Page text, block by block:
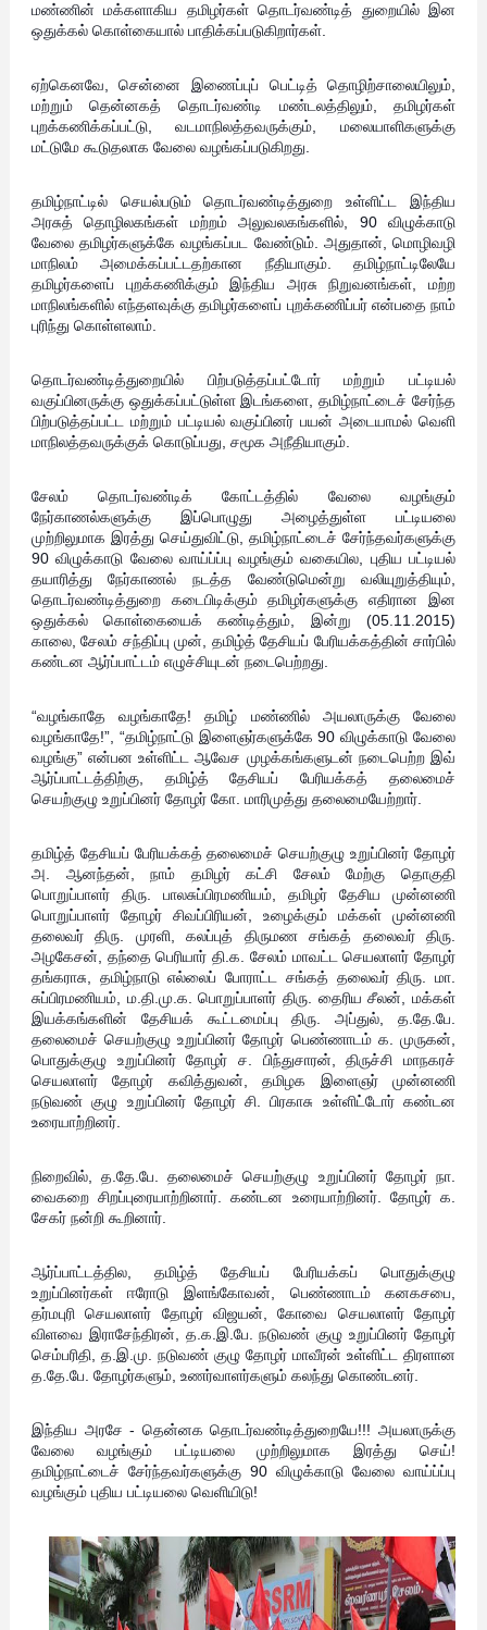
மண்ணின் மக்களாகிய தமிழர்கள் தொடர்வண்டித் துறையில் இன
ஒதுக்கல் கொள்கையால் பாதிக்கப்படுகிறார்கள்.
ஏற்கெனவே, சென்னை இணைப்புப் பெட்டித் தொழிற்சாலையிலும்,
மற்றும் தென்னகத் தொடர்வண்டி மண்டலத்திலும், தமிழர்கள்
புறக்கணிக்கப்பட்டு, வடமாநிலத்தவருக்கும், மலையாளிகளுக்கு
மட்டுமே கூடுதலாக வேலை வழங்கப்படுகிறது.
தமிழ்நாட்டில் செயல்படும் தொடர்வண்டித்துறை உள்ளிட்ட இந்திய
அரசுத் தொழிலகங்கள் மற்றம் அலுவலகங்களில், 90 விழுக்காடு
வேலை தமிழர்களுக்கே வழங்கப்பட வேண்டும். அதுதான், மொழிவழி
மாநிலம் அமைக்கப்பட்டதற்கான நீதியாகும். தமிழ்நாட்டிலேயே
தமிழர்களைப் புறக்கணிக்கும் இந்திய அரசு நிறுவனங்கள், மற்ற
மாநிலங்களில் எந்தளவுக்கு தமிழர்களைப் புறக்கணிப்பர் என்பதை நாம்
புரிந்து கொள்ளலாம்.
தொடர்வண்டித்துறையில் பிற்படுத்தப்பட்டோர் மற்றும் பட்டியல்
வகுப்பினருக்கு ஒதுக்கப்பட்டுள்ள இடங்களை, தமிழ்நாட்டைச் சேர்ந்த
பிற்படுத்தப்பட்ட மற்றும் பட்டியல் வகுப்பினர் பயன் அடையாமல் வெளி
மாநிலத்தவருக்குக் கொடுப்பது, சமூக அநீதியாகும்.
சேலம் தொடர்வண்டிக் கோட்டத்தில் வேலை வழங்கும்
நேர்காணல்களுக்கு இப்பொழுது அழைத்துள்ள பட்டியலை
முற்றிலுமாக இரத்து செய்துவிட்டு, தமிழ்நாட்டைச் சேர்ந்தவர்களுக்கு
90 விழுக்காடு வேலை வாய்ப்ப்பு வழங்கும் வகையில, புதிய பட்டியல்
தயாரித்து நேர்காணல் நடத்த வேண்டுமென்று வலியுறுத்தியும்,
தொடர்வண்டித்துறை கடைபிடிக்கும் தமிழர்களுக்கு எதிரான இன
ஒதுக்கல் கொள்கையைக் கண்டித்தும், இன்று (05.11.2015)
காலை, சேலம் சந்திப்பு முன், தமிழ்த் தேசியப் பேரியக்கத்தின் சார்பில்
கண்டன ஆர்ப்பாட்டம் எழுச்சியுடன் நடைபெற்றது.
“வழங்காதே வழங்காதே! தமிழ் மண்ணில் அயலாருக்கு வேலை
வழங்காதே!”, “தமிழ்நாட்டு இளைஞர்களுக்கே 90 விழுக்காடு வேலை
வழங்கு” என்பன உள்ளிட்ட ஆவேச முழக்கங்களுடன் நடைபெற்ற இவ்
ஆர்ப்பாட்டத்திற்கு, தமிழ்த் தேசியப் பேரியக்கத் தலைமைச்
செயற்குழு உறுப்பினர் தோழர் கோ. மாரிமுத்து தலைமையேற்றார்.
தமிழ்த் தேசியப் பேரியக்கத் தலைமைச் செயற்குழு உறுப்பினர் தோழர்
அ. ஆனந்தன், நாம் தமிழர் கட்சி சேலம் மேற்கு தொகுதி
பொறுப்பாளர் திரு. பாலசுப்பிரமணியம், தமிழர் தேசிய முன்னணி
பொறுப்பாளர் தோழர் சிவப்பிரியன், உழைக்கும் மக்கள் முன்னணி
தலைவர் திரு. முரளி, கலப்புத் திருமண சங்கத் தலைவர் திரு.
அழகேசன், தந்தை பெரியார் தி.க. சேலம் மாவட்ட செயலாளர் தோழர்
தங்கராசு, தமிழ்நாடு எல்லைப் போராட்ட சங்கத் தலைவர் திரு. மா.
சுப்பிரமணியம், ம.தி.மு.க. பொறுப்பாளர் திரு. தைரிய சீலன், மக்கள்
இயக்கங்களின் தேசியக் கூட்டமைப்பு திரு. அப்துல், த.தே.பே.
தலைமைச் செயற்குழு உறுப்பினர் தோழர் பெண்ணாடம் க. முருகன்,
பொதுக்குழு உறுப்பினர் தோழர் ச. பிந்துசாரன், திருச்சி மாநகரச்
செயலாளர் தோழர் கவித்துவன், தமிழக இளைஞர் முன்னணி
நடுவண் குழு உறுப்பினர் தோழர் சி. பிரகாசு உள்ளிட்டோர் கண்டன
உரையாற்றினர்.
நிறைவில், த.தே.பே. தலைமைச் செயற்குழு உறுப்பினர் தோழர் நா.
வைகறை சிறப்புரையாற்றினார். கண்டன உரையாற்றினர். தோழர் க.
சேகர் நன்றி கூறினார்.
ஆர்ப்பாட்டத்தில, தமிழ்த் தேசியப் பேரியக்கப் பொதுக்குழு
உறுப்பினர்கள் ஈரோடு இளங்கோவன், பெண்ணாடம் கனகசபை,
தர்மபுரி செயலாளர் தோழர் விஜயன், கோவை செயலாளர் தோழர்
விளவை இராசேந்திரன், த.க.இ.பே. நடுவண் குழு உறுப்பினர் தோழர்
செம்பரிதி, த.இ.மு. நடுவண் குழு தோழர் மாவீரன் உள்ளிட்ட திரளான
த.தே.பே. தோழர்களும், உணர்வாளர்களும் கலந்து கொண்டனர்.
இந்திய அரசே - தென்னக தொடர்வண்டித்துறையே!!!அயலாருக்கு
வேலை வழங்கும் பட்டியலை முற்றிலுமாக இரத்து செய்!
தமிழ்நாட்டைச் சேர்ந்தவர்களுக்கு 90 விழுக்காடு வேலை வாய்ப்ப்பு
வழங்கும் புதிய பட்டியலை வெளியிடு!